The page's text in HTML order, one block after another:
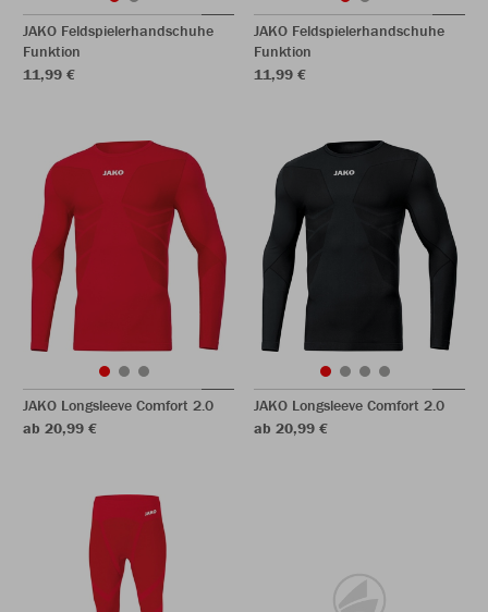
JAKO Feldspielerhandschuhe
Funktion
11,99 €
JAKO Feldspielerhandschuhe
Funktion
11,99 €
JAKO Longsleeve Comfort 2.0
ab 20,99 €
JAKO Longsleeve Comfort 2.0
ab 20,99 €